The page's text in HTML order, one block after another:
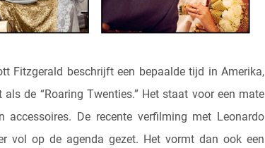
Fitzgerald beschrijft een bepaalde tijd in Amerika,
de “Roaring Twenties.” Het staat voor een mate
De recente verfilming met Leonardo
vol op de agenda gezet. Het vormt dan ook een